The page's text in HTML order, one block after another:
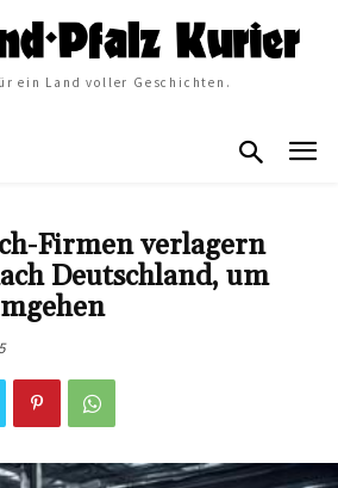
ein Land voller Geschichten.
Firmen verlagern
Deutschland, um